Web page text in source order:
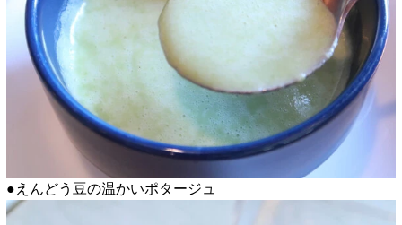
●えんどう豆の温かいポタージュ